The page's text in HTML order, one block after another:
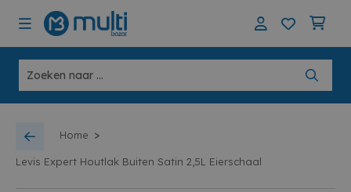
Home >
Levis Expert Houtlak Buiten Satin 2,5L Eierschaal